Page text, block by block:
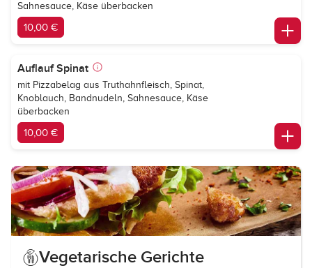
Sahnesauce, Käse überbacken
10,00 €
Auflauf Spinat
mit Pizzabelag aus Truthahnfleisch, Spinat,
Knoblauch, Bandnudeln, Sahnesauce, Käse
überbacken
10,00 €
Vegetarische Gerichte